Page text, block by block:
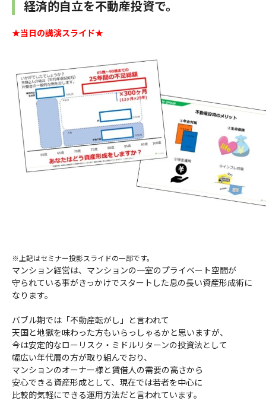
経済的自立を不動産投資で。
★当日の講演スライド★
※上記はセミナー投影スライドの一部です。
マンション経営は、マンションの一室のプライベート空間が
守られている事がきっかけでスタートした息の長い資産形成術に
なります。
バブル期では「不動産転がし」と言われて
天国と地獄を味わった方もいらっしゃるかと思いますが、
今は安定的なローリスク・ミドルリターンの投資法として
幅広い年代層の方が取り組んでおり、
マンションのオーナー様と賃借人の需要の高さから
安心できる資産形成として、現在では若者を中心に
比較的気軽にできる運用方法だと言われています。